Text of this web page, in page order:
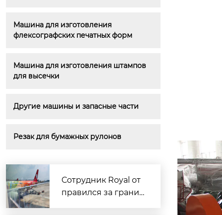
Машина для изготовления
флексографских печатных форм
Машина для изготовления штампов
для высечки
Другие машины и запасные части
Резак для бумажных рулонов
Сотрудник Royal от
правился за границ